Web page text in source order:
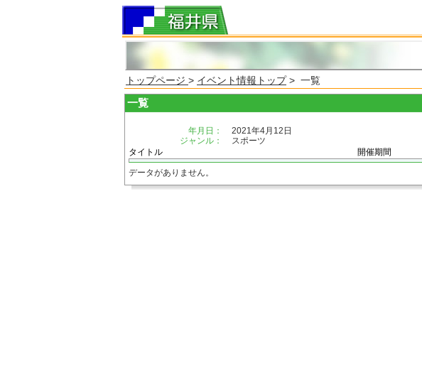
トップページ > イベント情報トップ> 一覧
一覧
年月日：
2021年4月12日
ジャンル：
スポーツ
タイトル
開催期間
データがありません。